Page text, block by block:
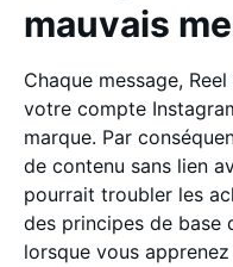
mauvais
Chaque message,
votre compte
marque. Par
de contenu sans lien
pourrait troubler les
des principes de base
lorsque vous